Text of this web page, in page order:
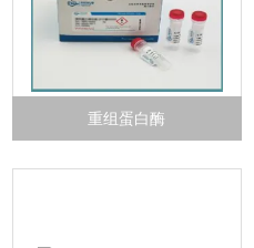
重组蛋白酶